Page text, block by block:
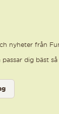
nyheter från
dig bäst